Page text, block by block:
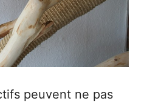
peuvent ne pas